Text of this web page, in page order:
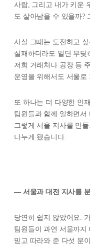
사람, 그리고 내가 키운
도 살아남을 수 있을까?
사실 그때는 도전하고
실패하더라도 일단 부딪
저희 거래처나 공장 등
운영을 위해서도 서울로
또 하나는 더 다양한 인
팀원들과 함께 일하면
그렇게 서울 지사를 만
나누게 됐습니다.
— 서울과 대전 지사를
당연히 쉽지 않았어요.
팀원들이 과연 서울까
믿고 따라와 준 다섯 분